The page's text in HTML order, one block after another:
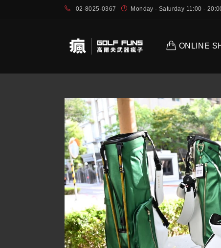
02-8025-0367 Monday - Saturday 11:00 -
ONLINE